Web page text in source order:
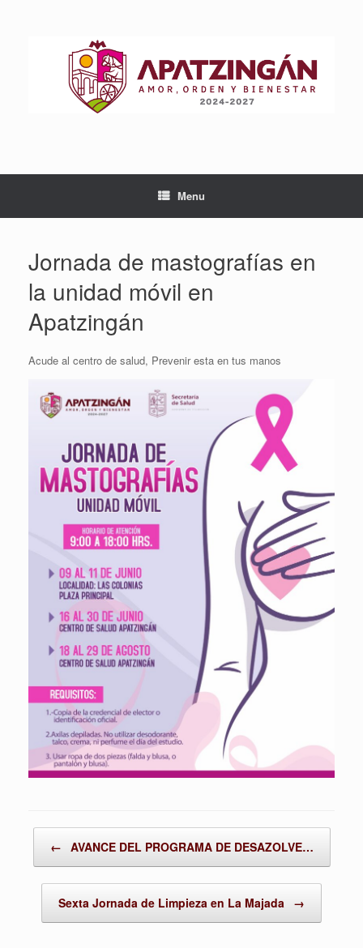
Menu
Jornada de mastografías en
la unidad móvil en
Apatzingán
Acude al centro de salud, Prevenir esta en tus manos
← AVANCE DEL PROGRAMA DE DESAZOLVE…
Sexta Jornada de Limpieza en La Majada →